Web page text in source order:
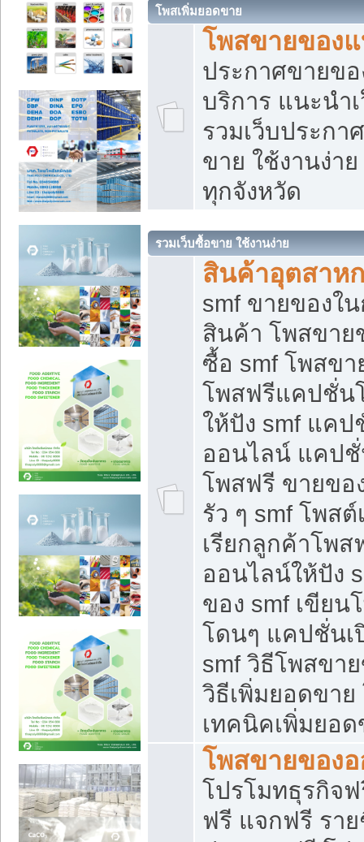
โพสเพิ่มยอดขาย
โพสขายของ
ประกาศขายข
บริการ แนะนำ
รวมเว็บประกา
ขาย ใช้งานง่า
ทุกจังหวัด
รวมเว็บซื้อขาย ใช้งานง่าย
สินค้าอุตสาห
smf ขายของใ
สินค้า โพสขาย
ซื้อ smf โพสข
โพสฟรีแคปชั่น
ให้ปัง smf แค
ออนไลน์ แคป
โพสฟรี ขายขอ
รัว ๆ smf โพส
เรียกลูกค้าโพส
ออนไลน์ให้ปัง
ของ smf เขียน
โดนๆ แคปชั่นเ
smf วิธีโพสขา
วิธีเพิ่มยอดขาย
เทคนิคเพิ่มยอด
โพสขายของ
โปรโมทธุรกิจ
ฟรี แจกฟรี ราย